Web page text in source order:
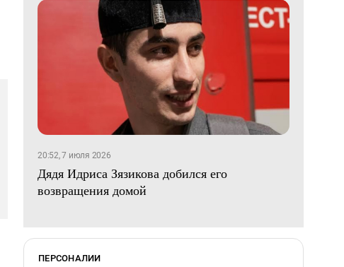
20:52, 7 июля 2026
Дядя Идриса Зязикова добился его
возвращения домой
ПЕРСОНАЛИИ